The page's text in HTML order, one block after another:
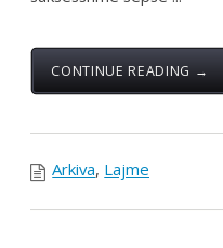
CONTINUE READING →
Arkiva,Lajme,Video galeria